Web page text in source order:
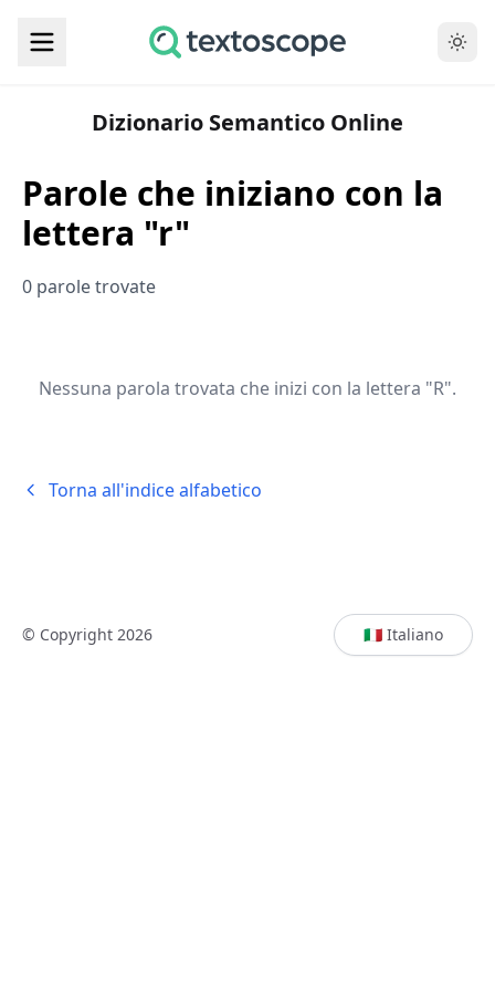
Dizionario Semantico Online
Parole che iniziano con la
lettera "r"
0 parole trovate
Nessuna parola trovata che inizi con la lettera "R".
Torna all'indice alfabetico
© Copyright 2026